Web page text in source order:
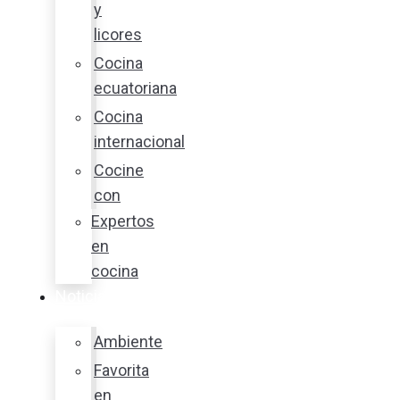
y
licores
Cocina
ecuatoriana
Cocina
internacional
Cocine
con
Expertos
en
cocina
Ambiente
Favorita
en